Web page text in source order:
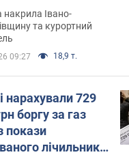
на
Відео
накрила Івано-
та курортний
09:27 18,9 т.
нарахували 729
боргу за газ
покази
лічильника: